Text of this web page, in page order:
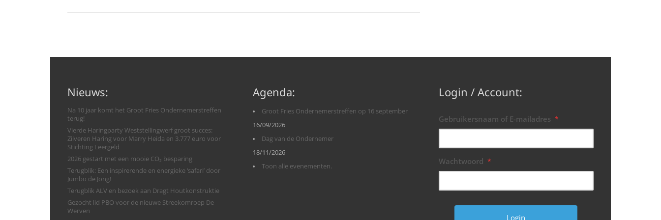
Nieuws:
Na 10 jaar komt het Groot Fries Ondernemerstreffen
terug!
Vierde Haringparty Weststellingwerf groot succes:
Zilveren Haring voor Marry Heida en 3.777 euro voor
Stichting Leergeld
2026 gestart met een mooie CO₂ besparing
Terugblik: Een inspirerende en energieke ‘safari’ door
Jumbo de Jong!
Terugblik ALV en bezoek aan Dragt Houtkonstruktie
Gezocht lid PBO voor de nieuwe Streekomroep De
Werven
Agenda:
Groot Fries Ondernemerstreffen op 16 september
16/09/2026
Dag van de Ondernemer
18/11/2026
Toon alle evenementen.
Login / Account:
Gebruikersnaam of E-mailadres *
Wachtwoord *